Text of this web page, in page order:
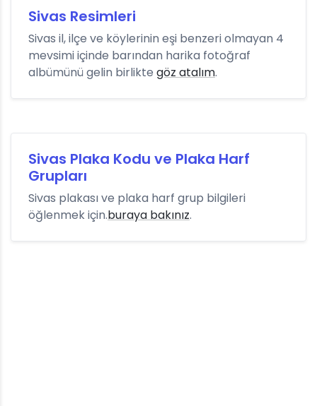
Sivas Resimleri
Sivas il, ilçe ve köylerinin eşi benzeri olmayan 4
mevsimi içinde barından harika fotoğraf
albümünü gelin birlikte göz atalım.
Sivas Plaka Kodu ve Plaka Harf
Grupları
Sivas plakası ve plaka harf grup bilgileri
öğlenmek için.buraya bakınız.